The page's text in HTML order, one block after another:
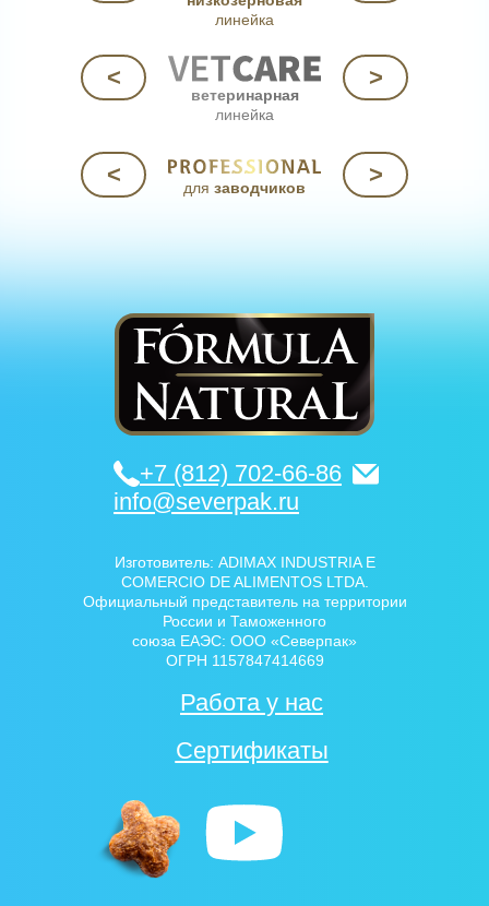
Изготовитель: ADIMAX INDUSTRIA E
COMERCIO DE ALIMENTOS LTDA.
Официальный представитель на территории
России и Таможенного
союза ЕАЭС: ООО «Северпак»
ОГРН 1157847414669
Сертификаты
Работа у нас
>
<
ветеринарная
линейка
линейка
>
< для заводчиков
+7 (812) 702-66-86
info@severpak.ru